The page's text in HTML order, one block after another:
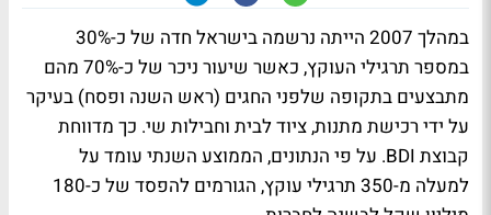
במהלך 2007 הייתה נרשמה בישראל חדה של כ-30%
במספר תרגילי העוקץ, כאשר שיעור ניכר של כ-70% מהם
מתבצעים בתקופה שלפני החגים (ראש השנה ופסח) בעיקר
על ידי רכישת מתנות, ציוד לבית וחבילות שי. כך מדווחת
קבוצת BDI. על פי הנתונים, הממוצע השנתי עומד על
למעלה מ-350 תרגילי עוקץ, הגורמים להפסד של כ-180